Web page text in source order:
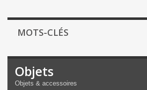
MOTS-CLÉS
Objets
Objets & accessoires